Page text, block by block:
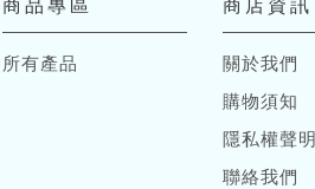
商品專區
所有產品
商店資訊
關於我們
購物須知
隱私權聲明
聯絡我們